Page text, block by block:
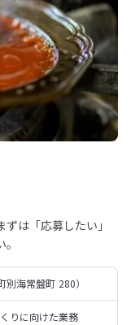
は「応募したい」
海常盤町 280）
りに向けた業務